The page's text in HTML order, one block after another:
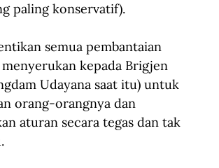
paling konservatif).
semua pembantaian
kepada Brigjen
Udayana saat itu) untuk
orang-orangnya dan
aturan secara tegas dan tak